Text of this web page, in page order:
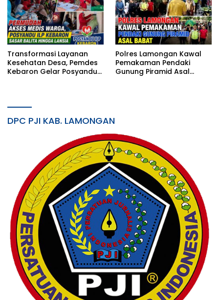
Transformasi Layanan
Kesehatan Desa, Pemdes
Kebaron Gelar Posyandu
Polres Lamongan Kawal
Pemakaman Pendaki
Gunung Piramid Asal
DPC PJI KAB. LAMONGAN